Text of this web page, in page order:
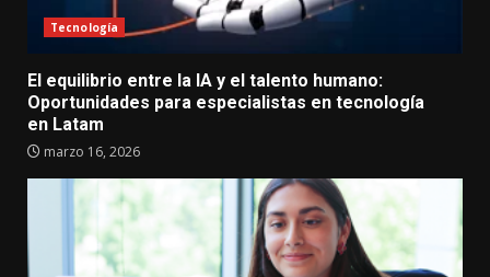
Tecnología
El equilibrio entre la IA y el talento humano:
Oportunidades para especialistas en tecnología
en Latam
marzo 16, 2026